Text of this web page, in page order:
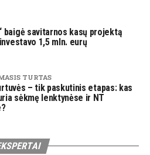
baigė savitarnos kasų projektą
1,5 mln. eurų
TURTAS
– tik paskutinis etapas: kas
sėkmę lenktynėse ir NT